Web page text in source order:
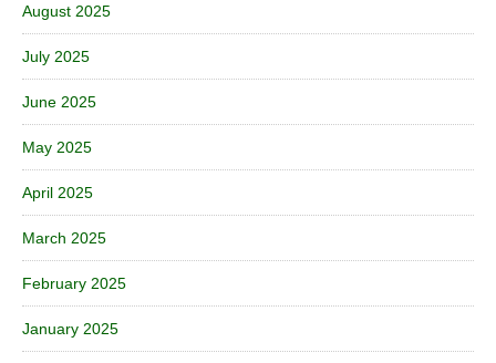
August 2025
July 2025
June 2025
May 2025
April 2025
March 2025
February 2025
January 2025